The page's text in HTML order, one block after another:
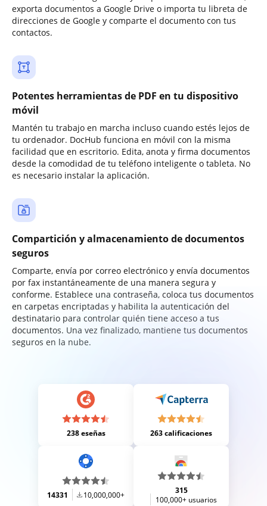
exporta documentos a Google Drive o importa tu libreta de
direcciones de Google y comparte el documento con tus
contactos.
Potentes herramientas de PDF en tu dispositivo
móvil
Mantén tu trabajo en marcha incluso cuando estés lejos de
tu ordenador. DocHub funciona en móvil con la misma
facilidad que en escritorio. Edita, anota y firma documentos
desde la comodidad de tu teléfono inteligente o tableta. No
es necesario instalar la aplicación.
Compartición y almacenamiento de documentos
seguros
Comparte, envía por correo electrónico y envía documentos
por fax instantáneamente de una manera segura y
conforme. Establece una contraseña, coloca tus documentos
en carpetas encriptadas y habilita la autenticación del
destinatario para controlar quién tiene acceso a tus
documentos. Una vez finalizado, mantiene tus documentos
seguros en la nube.
238 eseñas 263 calificaciones
14331 10,000,000+
315
100,000+ usuarios